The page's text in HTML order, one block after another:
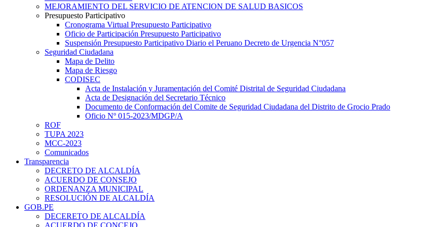
MEJORAMIENTO DEL SERVICIO DE ATENCION DE SALUD BASICOS
Presupuesto Participativo
Cronograma Virtual Presupuesto Participativo
Oficio de Participación Presupuesto Participativo
Suspensión Presupuesto Participativo Diario el Peruano Decreto de Urgencia N°057
Seguridad Ciudadana
Mapa de Delito
Mapa de Riesgo
CODISEC
Acta de Instalación y Juramentación del Comité Distrital de Seguridad Ciudadana
Acta de Designación del Secretario Técnico
Documento de Conformación del Comite de Seguridad Ciudadana del Distrito de Grocio Prado
Oficio Nº 015-2023/MDGP/A
ROF
TUPA 2023
MCC-2023
Comunicados
Transparencia
DECRETO DE ALCALDÍA
ACUERDO DE CONSEJO
ORDENANZA MUNICIPAL
RESOLUCIÓN DE ALCALDÍA
GOB.PE
DECERETO DE ALCALDÍA
ACUERDO DE CONCEJO